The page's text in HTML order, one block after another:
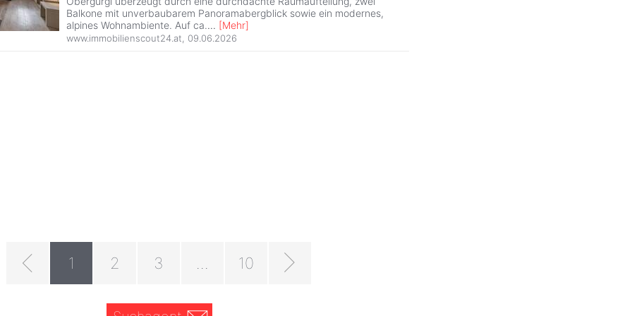
Balkone mit unverbaubarem Panoramabergblick sowie ein modernes,
alpines Wohnambiente. Auf ca.... [Mehr]
www.immobilienscout24.at, 09.06.2026
1 2 3 ... 10